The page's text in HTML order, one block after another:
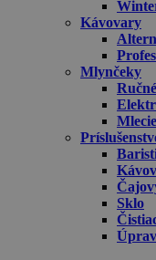
Kávovary
Mlynčeky
Sklo